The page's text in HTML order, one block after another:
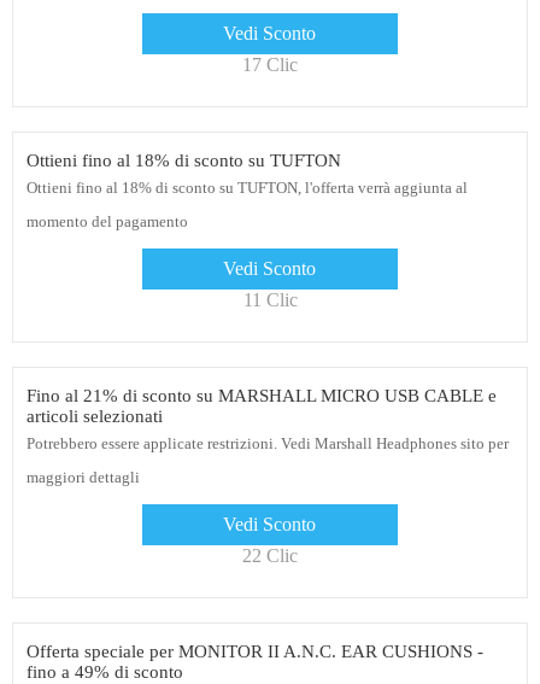
Vedi Sconto
17 Clic
Ottieni fino al 18% di sconto su TUFTON
Ottieni fino al 18% di sconto su TUFTON, l'offerta verrà aggiunta al
momento del pagamento
Vedi Sconto
11 Clic
Fino al 21% di sconto su MARSHALL MICRO USB CABLE e
articoli selezionati
Potrebbero essere applicate restrizioni. Vedi Marshall Headphones sito per
maggiori dettagli
Vedi Sconto
22 Clic
Offerta speciale per MONITOR II A.N.C. EAR CUSHIONS -
fino a 49% di sconto